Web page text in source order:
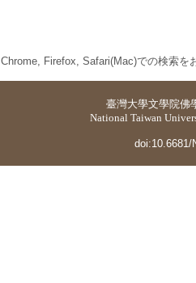
Chrome, Firefox, Safari(Mac)での検索を
臺灣大學文學院佛
National Taiwan
doi:10.6681/